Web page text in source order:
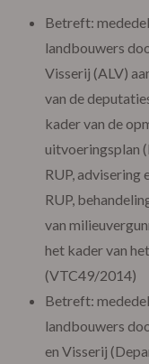
Betreft:
landbouwers
Visserij (ALV)
van de
kader van de
uitvoeringsplan
RUP, advisering
RUP,
van
het kader van
(VTC49/2014)
Betreft:
landbouwers
en Visserij